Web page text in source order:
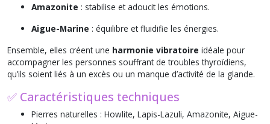
Amazonite : stabilise et adoucit les émotions.
Aigue-Marine : équilibre et fluidifie les énergies.
Ensemble, elles créent une harmonie vibratoire idéale pour
accompagner les personnes souffrant de troubles thyroïdiens,
qu’ils soient liés à un excès ou un manque d’activité de la glande.
✅ Caractéristiques techniques
Pierres naturelles : Howlite, Lapis-Lazuli, Amazonite, Aigue-